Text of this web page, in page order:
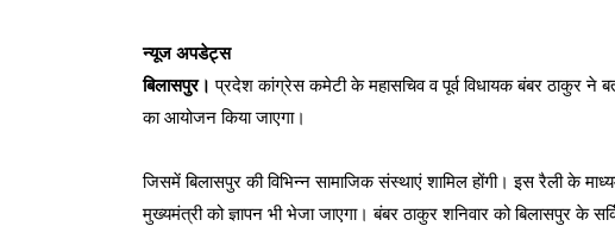
न्यूज अपडेट्स
बिलासपुर।प्रदेश कांग्रेस कमेटी के महासचिव व पूर्व विधायक बंबर ठाकुर ने
का आयोजन किया जाएगा।
जिसमें बिलासपुर की विभिन्न सामाजिक संस्थाएं शामिल होंगी। इस रैली के
मुख्यमंत्री को ज्ञापन भी भेजा जाएगा। बंबर ठाकुर शनिवार को बिलासपुर के